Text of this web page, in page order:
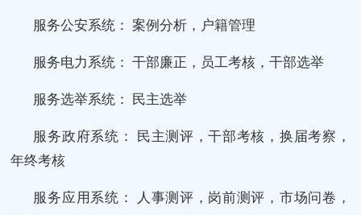
服务公安系统： 案例分析，户籍管理
服务电力系统： 干部廉正，员工考核，干部选举
服务选举系统： 民主选举
服务政府系统： 民主测评，干部考核，换届考察，
年终考核
服务应用系统： 人事测评，岗前测评，市场问卷，